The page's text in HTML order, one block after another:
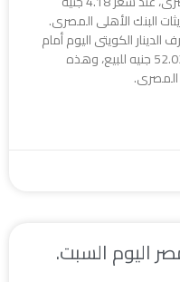
تحديثات البنك الأهلى المصرى.
الكويتى اليوم أمام
الجنيه المصرى، 49.23 جنيه للشراء، و 52.02 جنيه للبيع، وهذه
المصرى.
اليوم السبت.